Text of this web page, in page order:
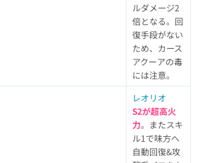
ルダメージ2
倍となる。回
復手段がない
ため、カース
アクーアの毒
には注意。
レオリオ
S2が超高火
力。またスキ
ル1で味方へ
自動回復&攻